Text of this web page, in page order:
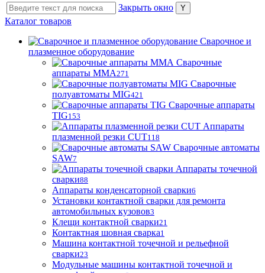
Закрыть окно
Каталог товаров
Сварочное и
плазменное оборудование
Сварочные
аппараты MMA271
Сварочные
полуавтоматы MIG421
Сварочные аппараты
TIG153
Аппараты
плазменной резки CUT118
Сварочные автоматы
SAW7
Аппараты точечной
сварки88
Аппараты конденсаторной сварки6
Установки контактной сварки для ремонта
автомобильных кузовов3
Клещи контактной сварки21
Контактная шовная сварка1
Машина контактной точечной и рельефной
сварки23
Модульные машины контактной точечной и